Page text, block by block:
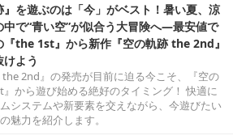
』を遊ぶのは「今」がベスト！暑い夏、涼
中で“青い空”が似合う大冒険へ―最安値で
『the 1st』から新作『空の軌跡 the 2nd』
けよう
the 2nd』の発売が目前に迫る今こそ、『空の
から遊び始める絶好のタイミング！ 快適に
システムや新要素を交えながら、今遊びたい
魅力を紹介します。